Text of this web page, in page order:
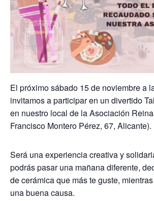
El próximo sábado 15 de noviembre a
invitamos a participar en un divertido
en nuestro local de la Asociación
Francisco Montero Pérez, 67, Alicante).
Será una experiencia creativa y
podrás pasar una mañana diferente,
de cerámica que más te guste,
una buena causa.